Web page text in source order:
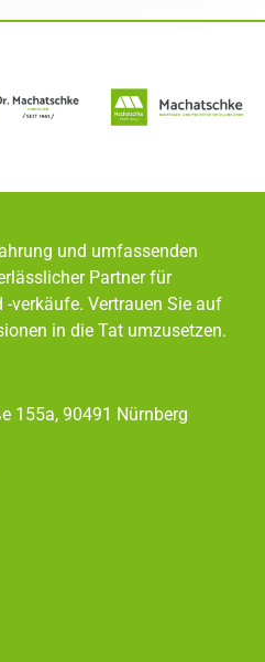
und umfassenden
Partner für
verkäufe. Vertrauen Sie auf
in die Tat umzusetzen.
155a, 90491 Nürnberg